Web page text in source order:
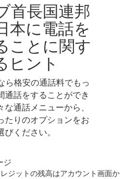
首長国連邦
本に電話を
ことに関す
ヒント
ら格安の通話料でもっ
通話をすることができ
な通話メニューから、
たりのオプションをお
びください。
ジ
ジットの残高はアカウント画面か